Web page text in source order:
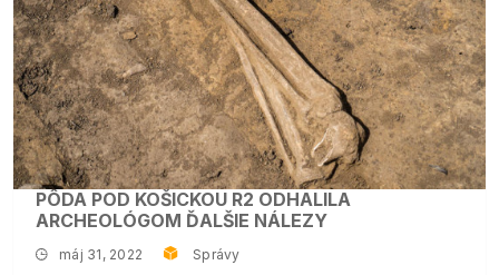
PÔDA POD KOŠICKOU R2 ODHALILA
ARCHEOLÓGOM ĎALŠIE NÁLEZY
máj 31, 2022 Správy